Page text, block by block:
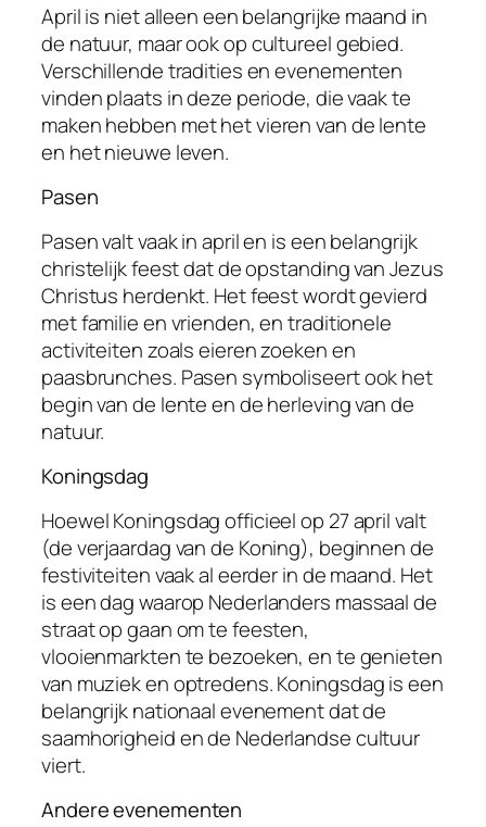
April is niet alleen een belangrijke maand in
de natuur, maar ook op cultureel gebied.
Verschillende tradities en evenementen
vinden plaats in deze periode, die vaak te
maken hebben met het vieren van de lente
en het nieuwe leven.
Pasen
Pasen valt vaak in april en is een belangrijk
christelijk feest dat de opstanding van Jezus
Christus herdenkt. Het feest wordt gevierd
met familie en vrienden, en traditionele
activiteiten zoals eieren zoeken en
paasbrunches. Pasen symboliseert ook het
begin van de lente en de herleving van de
natuur.
Koningsdag
Hoewel Koningsdag officieel op 27 april valt
(de verjaardag van de Koning), beginnen de
festiviteiten vaak al eerder in de maand. Het
is een dag waarop Nederlanders massaal de
straat op gaan om te feesten,
vlooienmarkten te bezoeken, en te genieten
van muziek en optredens. Koningsdag is een
belangrijk nationaal evenement dat de
saamhorigheid en de Nederlandse cultuur
viert.
Andere evenementen